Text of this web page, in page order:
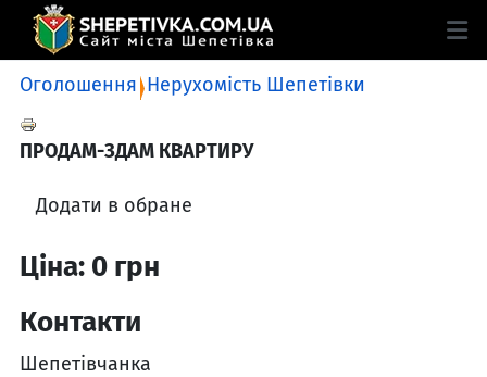
Оголошення Нерухомість Шепетівки
ПРОДАМ-ЗДАМ КВАРТИРУ
Додати в обране
Ціна: 0 грн
Контакти
Шепетівчанка